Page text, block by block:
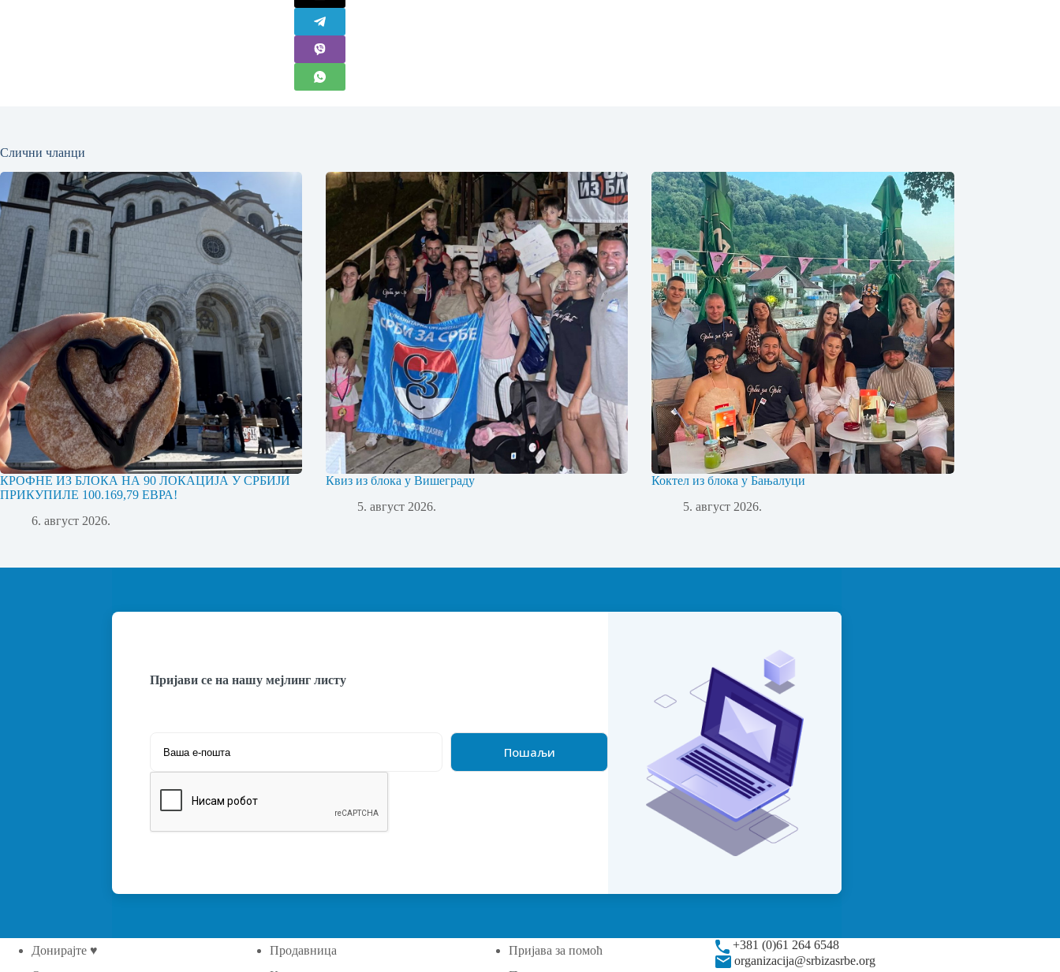
Слични чланци
КРОФНЕ ИЗ БЛОКА НА 90 ЛОКАЦИЈА У СРБИЈИ
ПРИКУПИЛЕ 100.169,79 ЕВРА!
6. август 2026.
Квиз из блока у Вишеграду
5. август 2026.
Коктел из блока у Бањалуци
5. август 2026.
Пријави се на нашу мејлинг листу
Донирајте ♥
Продавница
Пријава за помоћ
+381 (0)61 264 6548
organizacija@srbizasrbe.org